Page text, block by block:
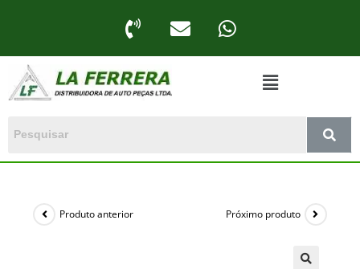
Produto anterior Próximo produto